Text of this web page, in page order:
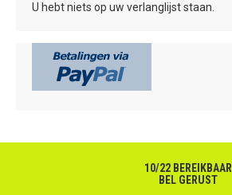
U hebt niets op uw verlanglijst staan.
10/22 BEREIKBAAR
BEL GERUST